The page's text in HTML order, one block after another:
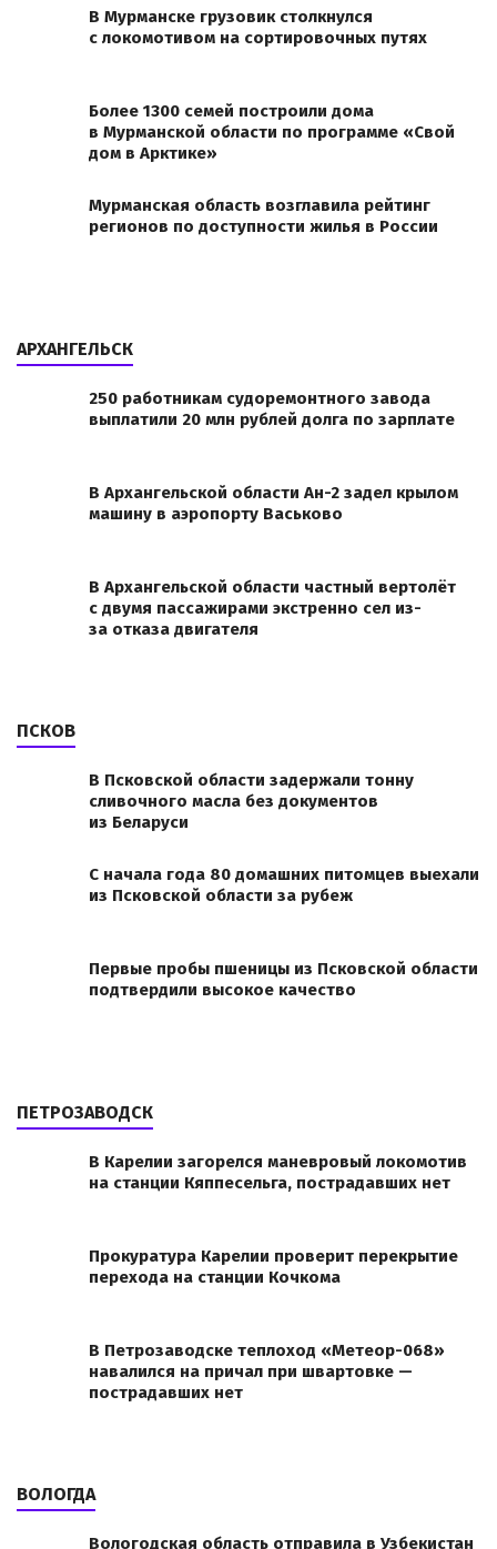
В Мурманске грузовик столкнулся
с локомотивом на сортировочных путях
Более 1300 семей построили дома
в Мурманской области по программе «Свой
дом в Арктике»
Мурманская область возглавила рейтинг
регионов по доступности жилья в России
АРХАНГЕЛЬСК
250 работникам судоремонтного завода
выплатили 20 млн рублей долга по зарплате
В Архангельской области Ан-2 задел крылом
машину в аэропорту Васьково
В Архангельской области частный вертолёт
с двумя пассажирами экстренно сел из-
за отказа двигателя
ПСКОВ
В Псковской области задержали тонну
сливочного масла без документов
из Беларуси
С начала года 80 домашних питомцев выехали
из Псковской области за рубеж
Первые пробы пшеницы из Псковской области
подтвердили высокое качество
ПЕТРОЗАВОДСК
В Карелии загорелся маневровый локомотив
на станции Кяппесельга, пострадавших нет
Прокуратура Карелии проверит перекрытие
перехода на станции Кочкома
В Петрозаводске теплоход «Метеор-068»
навалился на причал при швартовке —
пострадавших нет
ВОЛОГДА
Вологодская область отправила в Узбекистан